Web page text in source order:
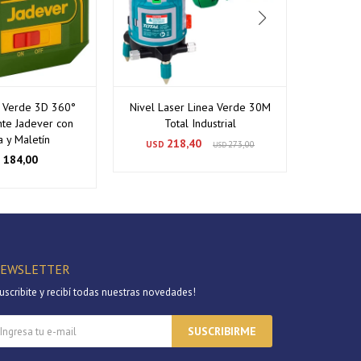
3D 360°
Jadever con
y Maletín
184,00
Nivel Laser Linea Verde 30M
Total Industrial
USD 218,40 USD273,00
y recibí todas nuestras novedades!
SUSCRIBIRME